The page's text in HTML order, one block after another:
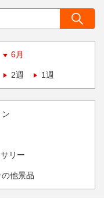
6月
2週 1週
リー
の他景品